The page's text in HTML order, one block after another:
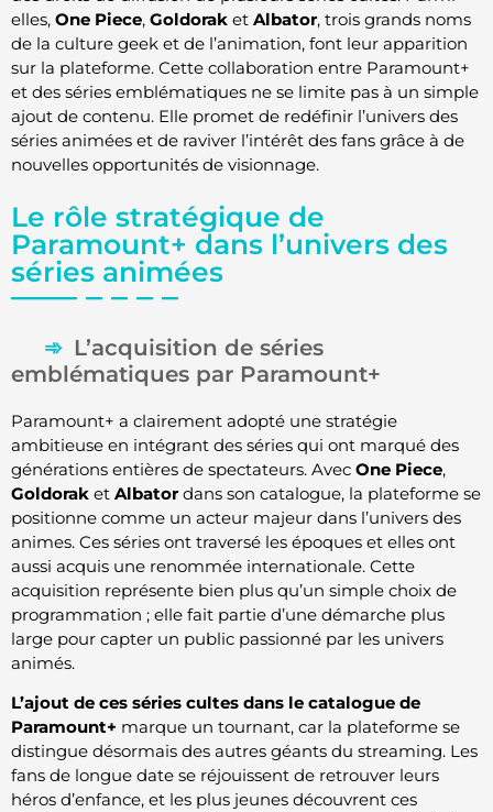
elles, One Piece, Goldorak et Albator, trois grands noms
de la culture geek et de l’animation, font leur apparition
sur la plateforme. Cette collaboration entre Paramount+
et des séries emblématiques ne se limite pas à un simple
ajout de contenu. Elle promet de redéfinir l’univers des
séries animées et de raviver l’intérêt des fans grâce à de
nouvelles opportunités de visionnage.
Le rôle stratégique de
Paramount+ dans l’univers des
séries animées
L’acquisition de séries
emblématiques par Paramount+
Paramount+ a clairement adopté une stratégie
ambitieuse en intégrant des séries qui ont marqué des
générations entières de spectateurs. Avec One Piece,
Goldorak et Albator dans son catalogue, la plateforme se
positionne comme un acteur majeur dans l’univers des
animes. Ces séries ont traversé les époques et elles ont
aussi acquis une renommée internationale. Cette
acquisition représente bien plus qu’un simple choix de
programmation ; elle fait partie d’une démarche plus
large pour capter un public passionné par les univers
animés.
L’ajout de ces séries cultes dans le catalogue de
Paramount+ marque un tournant, car la plateforme se
distingue désormais des autres géants du streaming. Les
fans de longue date se réjouissent de retrouver leurs
héros d’enfance, et les plus jeunes découvrent ces